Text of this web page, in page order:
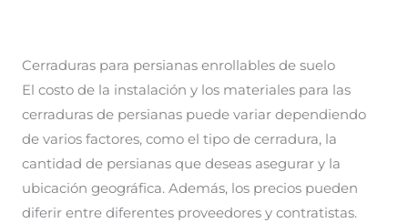
Cerraduras para persianas enrollables de suelo
El costo de la instalación y los materiales para las
cerraduras de persianas puede variar dependiendo
de varios factores, como el tipo de cerradura, la
cantidad de persianas que deseas asegurar y la
ubicación geográfica. Además, los precios pueden
diferir entre diferentes proveedores y contratistas.